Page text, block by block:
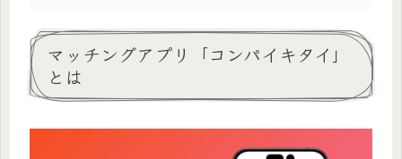
マッチングアプリ「コンパイキタイ」
とは